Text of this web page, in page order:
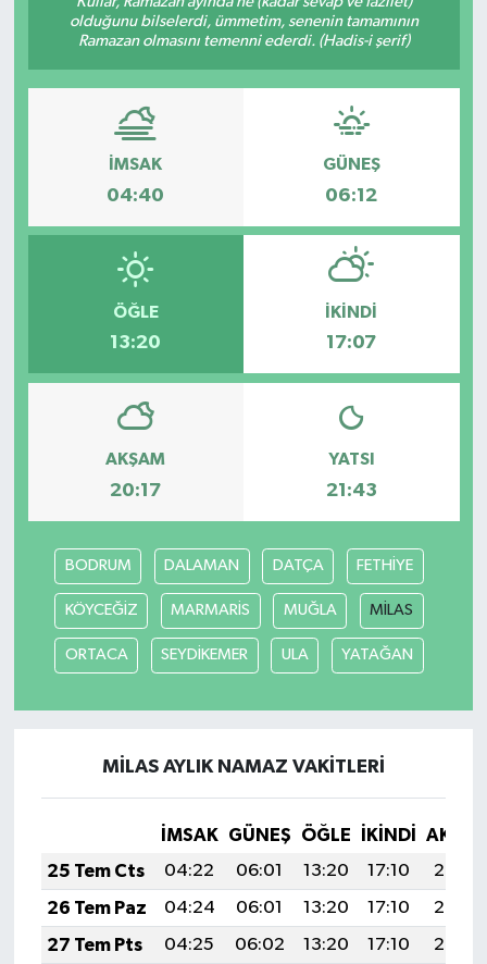
olduğunu bilselerdi, ümmetim, senenin tamamının
Ramazan olmasını temenni ederdi. (Hadis-i şerif)
İMSAK
04:40
GÜNEŞ
06:12
ÖĞLE
13:20
İKINDI
17:07
AKŞAM
20:17
YATSI
21:43
BODRUM DALAMAN DATÇA FETHİYE
KÖYCEĞİZ MARMARİS MUĞLA MİLAS
ORTACA SEYDİKEMER ULA YATAĞAN
MİLAS AYLIK NAMAZ VAKITLERI
İMSAK GÜNEŞ ÖĞLE İKINDI
25 Tem Cts
04:22 06:01 13:20 17:10
20:30
26 Tem Paz
04:24 06:01 13:20 17:10
20:30
27 Tem Pts
04:25 06:02 13:20 17:10
20:29
KÜLTÜR SANAT
MAGAZİN
SİYASET
TEKNOLOJİ
VİZYONDAKİLER
YAŞAM